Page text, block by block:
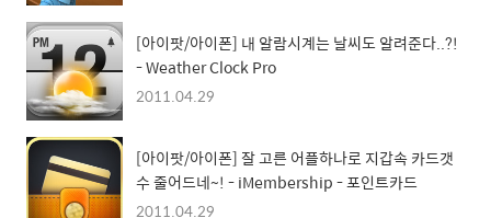
[아이팟/아이폰] 내 알람시계는 날씨도 알려준다..?!
- Weather Clock Pro
2011.04.29
[아이팟/아이폰] 잘 고른 어플하나로 지갑속 카드갯
수 줄어드네~! - iMembership - 포인트카드
2011.04.29